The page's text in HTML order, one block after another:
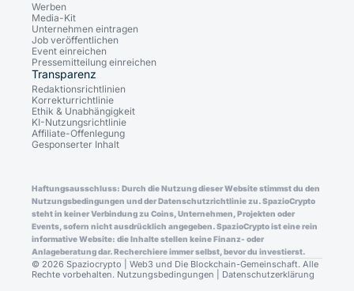
Werben
Media-Kit
Unternehmen eintragen
Job veröffentlichen
Event einreichen
Pressemitteilung einreichen
Transparenz
Redaktionsrichtlinien
Korrekturrichtlinie
Ethik & Unabhängigkeit
KI-Nutzungsrichtlinie
Affiliate-Offenlegung
Gesponserter Inhalt
Haftungsausschluss: Durch die Nutzung dieser Website stimmst du den
Nutzungsbedingungen und der Datenschutzrichtlinie zu. SpazioCrypto
steht in keiner Verbindung zu Coins, Unternehmen, Projekten oder
Events, sofern nicht ausdrücklich angegeben. SpazioCrypto ist eine rein
informative Website: die Inhalte stellen keine Finanz- oder
Anlageberatung dar. Recherchiere immer selbst, bevor du investierst.
© 2026 Spaziocrypto | Web3 und Die Blockchain-Gemeinschaft. Alle
Rechte vorbehalten. Nutzungsbedingungen Datenschutzerklärung